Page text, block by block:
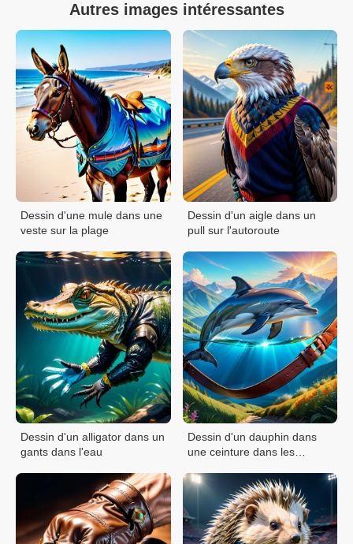
Autres images intéressantes
Dessin d'une mule dans une
veste sur la plage
Dessin d'un aigle dans un
pull sur l'autoroute
Dessin d'un alligator dans un
gants dans l'eau
Dessin d'un dauphin dans
une ceinture dans les